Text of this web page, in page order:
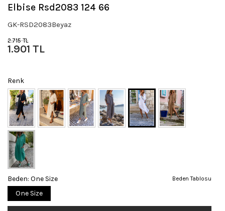
Elbise Rsd2083 124 66
GK-RSD2083Beyaz
2.715 TL
1.901 TL
Renk
Beden Tablosu
Beden: One Size
One Size